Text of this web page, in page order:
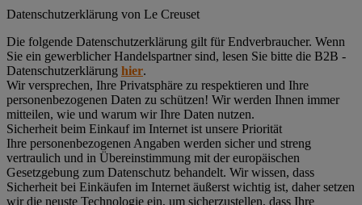
Datenschutz­erklärung von Le Creuset
Die folgende Datenschutzerklärung gilt für Endverbraucher. Wenn
Sie ein gewerblicher Handelspartner sind, lesen Sie bitte die B2B -
Datenschutzerklärung hier.
Wir versprechen, Ihre Privatsphäre zu respektieren und Ihre
personenbezogenen Daten zu schützen! Wir werden Ihnen immer
mitteilen, wie und warum wir Ihre Daten nutzen.
Sicherheit beim Einkauf im Internet ist unsere Priorität
Ihre personenbezogenen Angaben werden sicher und streng
vertraulich und in Übereinstimmung mit der europäischen
Gesetzgebung zum Datenschutz behandelt. Wir wissen, dass
Sicherheit bei Einkäufen im Internet äußerst wichtig ist, daher setzen
wir die neuste Technologie ein, um sicherzustellen, dass Ihre